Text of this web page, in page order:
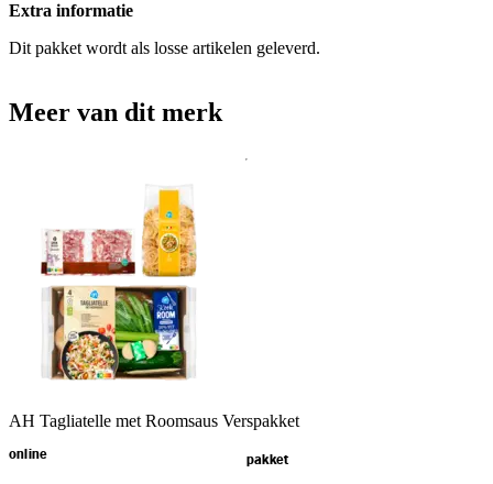
Extra informatie
Dit pakket wordt als losse artikelen geleverd.
Meer van dit merk
AH Tagliatelle met Roomsaus Verspakket
online pakket